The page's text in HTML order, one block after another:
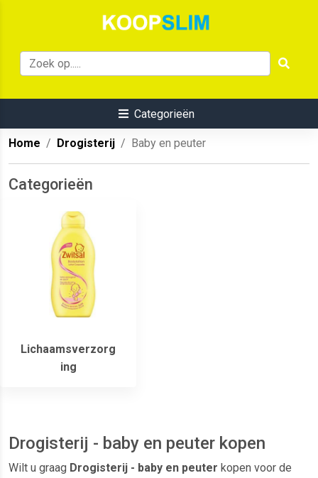
Categorieën
Home Drogisterij Baby en peuter
Categorieën
Lichaamsverzorg
ing
Drogisterij - baby en peuter kopen
Wilt u graag Drogisterij - baby en peuter kopen voor de